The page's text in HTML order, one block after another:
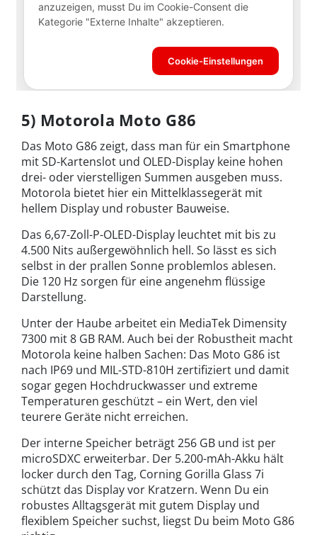
5) Motorola Moto G86
Das Moto G86 zeigt, dass man für ein Smartphone
mit SD-Kartenslot und OLED-Display keine hohen
drei- oder vierstelligen Summen ausgeben muss.
Motorola bietet hier ein Mittelklassegerät mit
hellem Display und robuster Bauweise.
Das 6,67-Zoll-P-OLED-Display leuchtet mit bis zu
4.500 Nits außergewöhnlich hell. So lässt es sich
selbst in der prallen Sonne problemlos ablesen.
Die 120 Hz sorgen für eine angenehm flüssige
Darstellung.
Unter der Haube arbeitet ein MediaTek Dimensity
7300 mit 8 GB RAM. Auch bei der Robustheit macht
Motorola keine halben Sachen: Das Moto G86 ist
nach IP69 und MIL-STD-810H zertifiziert und damit
sogar gegen Hochdruckwasser und extreme
Temperaturen geschützt – ein Wert, den viel
teurere Geräte nicht erreichen.
Der interne Speicher beträgt 256 GB und ist per
microSDXC erweiterbar. Der 5.200-mAh-Akku hält
locker durch den Tag, Corning Gorilla Glass 7i
schützt das Display vor Kratzern. Wenn Du ein
robustes Alltagsgerät mit gutem Display und
flexiblem Speicher suchst, liegst Du beim Moto G86